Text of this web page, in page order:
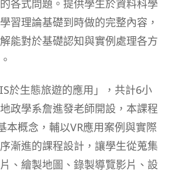
各式問題。提供學生於資料科學
習理論基礎到時做的完整內容，
能對於基礎認知與實例處理各方
於生態旅遊的應用」，共計6小
政學系詹進發老師開設，本課程
本概念，輔以VR應用案例與實際
漸進的課程設計，讓學生從蒐集
、繪製地圖、錄製導覽影片、設